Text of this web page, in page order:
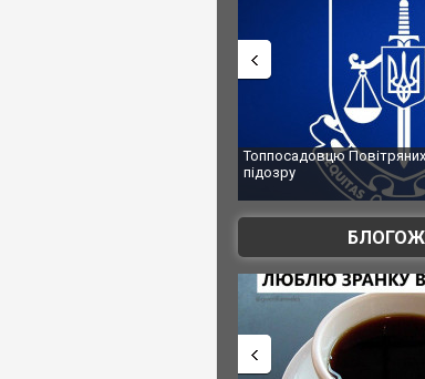
Топпосадовцю Повітряних Сил вручили нову